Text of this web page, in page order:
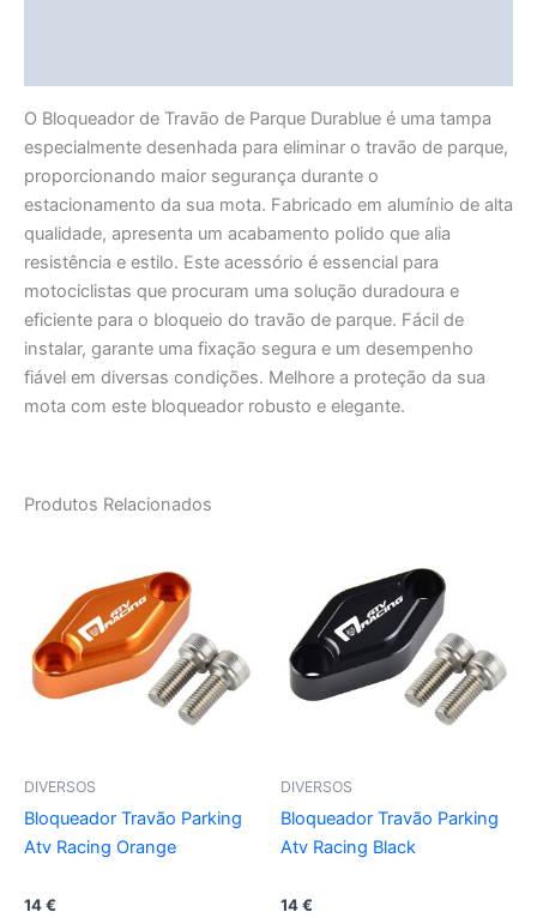
O Bloqueador de Travão de Parque Durablue é uma tampa
especialmente desenhada para eliminar o travão de parque,
proporcionando maior segurança durante o
estacionamento da sua mota. Fabricado em alumínio de alta
qualidade, apresenta um acabamento polido que alia
resistência e estilo. Este acessório é essencial para
motociclistas que procuram uma solução duradoura e
eficiente para o bloqueio do travão de parque. Fácil de
instalar, garante uma fixação segura e um desempenho
fiável em diversas condições. Melhore a proteção da sua
mota com este bloqueador robusto e elegante.
Produtos Relacionados
DIVERSOS
Bloqueador Travão Parking
Atv Racing Orange
14€
DIVERSOS
Bloqueador Travão Parking
Atv Racing Black
14€